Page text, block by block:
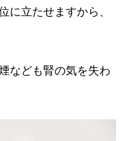
に立たせますから、
なども腎の気を失わ